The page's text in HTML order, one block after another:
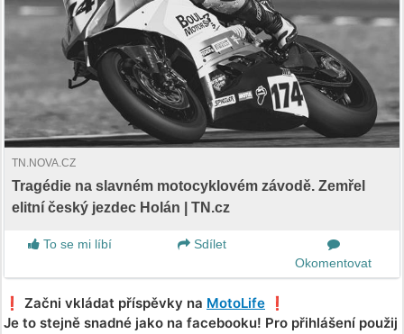
TN.NOVA.CZ
Tragédie na slavném motocyklovém závodě. Zemřel
elitní český jezdec Holán | TN.cz
To se mi líbí
Sdílet
Okomentovat
❗️ Začni vkládat příspěvky na MotoLife ❗️
Je to stejně snadné jako na facebooku! Pro přihlášení použij